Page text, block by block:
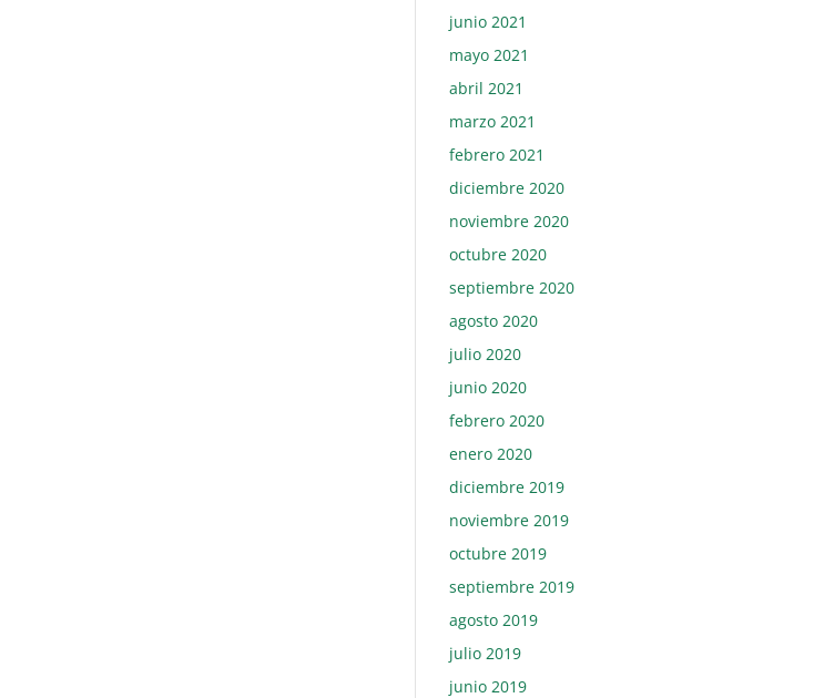
junio 2021
mayo 2021
abril 2021
marzo 2021
febrero 2021
diciembre 2020
noviembre 2020
octubre 2020
septiembre 2020
agosto 2020
julio 2020
junio 2020
febrero 2020
enero 2020
diciembre 2019
noviembre 2019
octubre 2019
septiembre 2019
agosto 2019
julio 2019
junio 2019